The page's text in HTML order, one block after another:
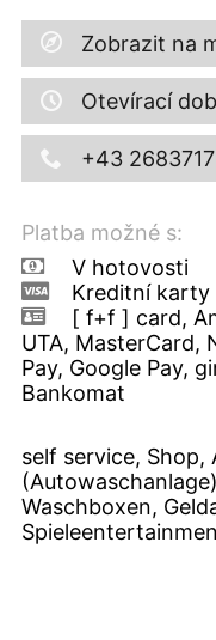
Zobrazit na
Otevírací
+43
Platba možné s:
V hotovosti
Kreditní karty
[ f+f ] card,
UTA, MasterCard,
Pay, Google Pay,
Bankomat
self service, Shop,
Waschboxen,